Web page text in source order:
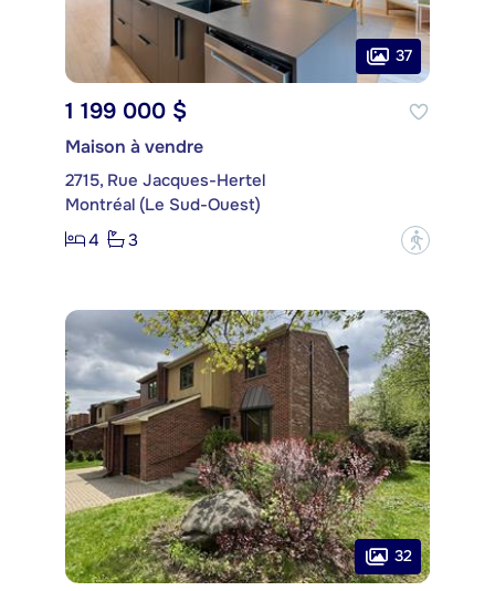
37
1 199 000 $
Maison à vendre
2715, Rue Jacques-Hertel
Montréal (Le Sud-Ouest)
4
3 ?
32